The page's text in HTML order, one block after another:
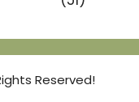
Reserved!